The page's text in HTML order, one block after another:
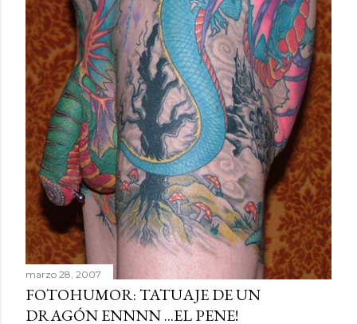
marzo 28, 2007
FOTOHUMOR: TATUAJE DE UN
DRAGÓN ENNNN ...EL PENE!